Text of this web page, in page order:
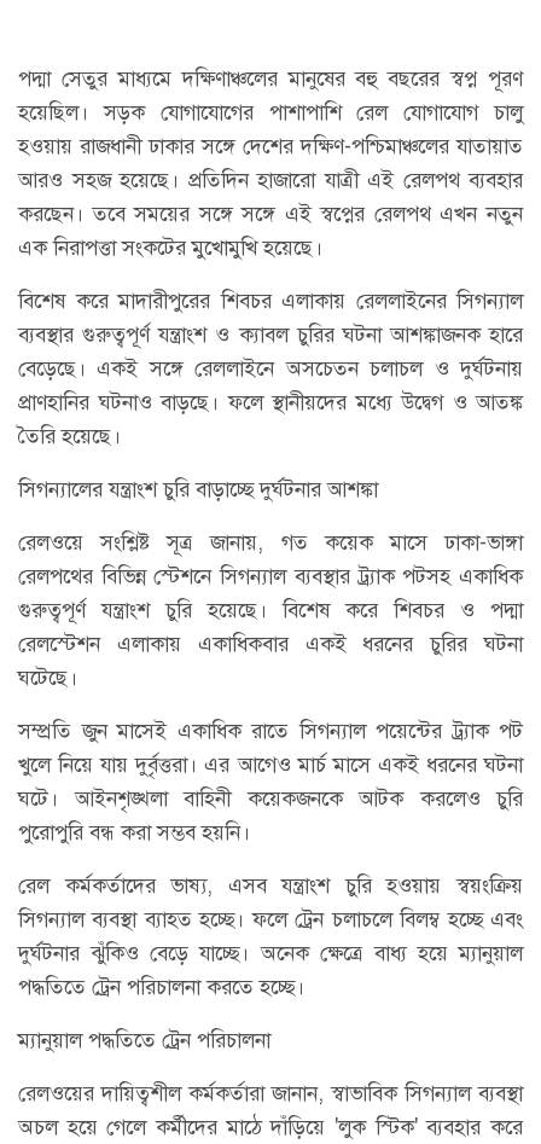
পদ্মা সেতুর মাধ্যমে দক্ষিণাঞ্চলের মানুষের বহু বছরের স্বপ্ন পূরণ
হয়েছিল। সড়ক যোগাযোগের পাশাপাশি রেল যোগাযোগ চালু
হওয়ায় রাজধানী ঢাকার সঙ্গে দেশের দক্ষিণ-পশ্চিমাঞ্চলের যাতায়াত
আরও সহজ হয়েছে। প্রতিদিন হাজারো যাত্রী এই রেলপথ ব্যবহার
করছেন। তবে সময়ের সঙ্গে সঙ্গে এই স্বপ্নের রেলপথ এখন নতুন
এক নিরাপত্তা সংকটের মুখোমুখি হয়েছে।
বিশেষ করে মাদারীপুরের শিবচর এলাকায় রেললাইনের সিগন্যাল
ব্যবস্থার গুরুত্বপূর্ণ যন্ত্রাংশ ও ক্যাবল চুরির ঘটনা আশঙ্কাজনক হারে
বেড়েছে। একই সঙ্গে রেললাইনে অসচেতন চলাচল ও দুর্ঘটনায়
প্রাণহানির ঘটনাও বাড়ছে। ফলে স্থানীয়দের মধ্যে উদ্বেগ ও আতঙ্ক
তৈরি হয়েছে।
সিগন্যালের যন্ত্রাংশ চুরি বাড়াচ্ছে দুর্ঘটনার আশঙ্কা
রেলওয়ে সংশ্লিষ্ট সূত্র জানায়, গত কয়েক মাসে ঢাকা-ভাঙ্গা
রেলপথের বিভিন্ন স্টেশনে সিগন্যাল ব্যবস্থার ট্র্যাক পটসহ একাধিক
গুরুত্বপূর্ণ যন্ত্রাংশ চুরি হয়েছে। বিশেষ করে শিবচর ও পদ্মা
রেলস্টেশন এলাকায় একাধিকবার একই ধরনের চুরির ঘটনা
ঘটেছে।
সম্প্রতি জুন মাসেই একাধিক রাতে সিগন্যাল পয়েন্টের ট্র্যাক পট
খুলে নিয়ে যায় দুর্বৃত্তরা। এর আগেও মার্চ মাসে একই ধরনের ঘটনা
ঘটে। আইনশৃঙ্খলা বাহিনী কয়েকজনকে আটক করলেও চুরি
পুরোপুরি বন্ধ করা সম্ভব হয়নি।
রেল কর্মকর্তাদের ভাষ্য, এসব যন্ত্রাংশ চুরি হওয়ায় স্বয়ংক্রিয়
সিগন্যাল ব্যবস্থা ব্যাহত হচ্ছে। ফলে ট্রেন চলাচলে বিলম্ব হচ্ছে এবং
দুর্ঘটনার ঝুঁকিও বেড়ে যাচ্ছে। অনেক ক্ষেত্রে বাধ্য হয়ে ম্যানুয়াল
পদ্ধতিতে ট্রেন পরিচালনা করতে হচ্ছে।
ম্যানুয়াল পদ্ধতিতে ট্রেন পরিচালনা
রেলওয়ের দায়িত্বশীল কর্মকর্তারা জানান, স্বাভাবিক সিগন্যাল ব্যবস্থা
অচল হয়ে গেলে কর্মীদের মাঠে দাঁড়িয়ে 'লুক স্টিক' ব্যবহার করে